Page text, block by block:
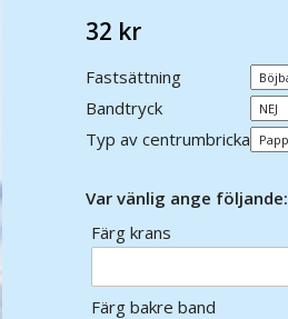
32 kr
Fastsättning
Bandtryck
Typ av centrumbricka
Var vänlig ange följande:
Färg krans
Färg bakre band